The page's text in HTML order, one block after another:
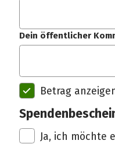
Dein öffentlicher
Betrag
Ja, ich möchte